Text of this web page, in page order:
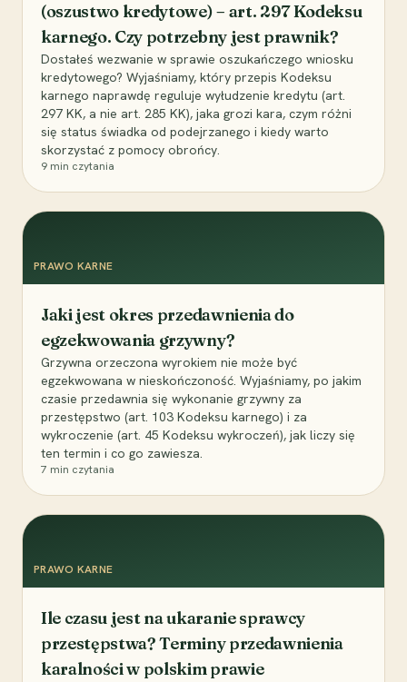
(oszustwo kredytowe) – art. 297 Kodeksu
karnego. Czy potrzebny jest prawnik?
Dostałeś wezwanie w sprawie oszukańczego wniosku
kredytowego? Wyjaśniamy, który przepis Kodeksu
karnego naprawdę reguluje wyłudzenie kredytu (art.
297 KK, a nie art. 285 KK), jaka grozi kara, czym różni
się status świadka od podejrzanego i kiedy warto
skorzystać z pomocy obrońcy.
9 min czytania
PRAWO KARNE
Jaki jest okres przedawnienia do
egzekwowania grzywny?
Grzywna orzeczona wyrokiem nie może być
egzekwowana w nieskończoność. Wyjaśniamy, po jakim
czasie przedawnia się wykonanie grzywny za
przestępstwo (art. 103 Kodeksu karnego) i za
wykroczenie (art. 45 Kodeksu wykroczeń), jak liczy się
ten termin i co go zawiesza.
7 min czytania
PRAWO KARNE
Ile czasu jest na ukaranie sprawcy
przestępstwa? Terminy przedawnienia
karalności w polskim prawie